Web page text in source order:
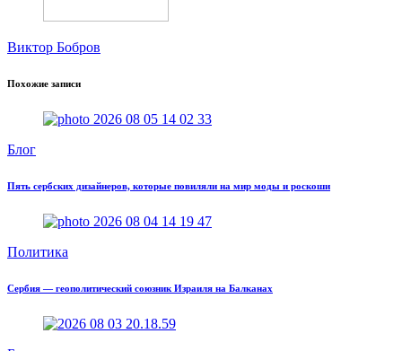
Виктор Бобров
Похожие записи
Блог
Пять сербских дизайнеров, которые повиляли на мир моды и роскоши
Политика
Сербия — геополитический союзник Израиля на Балканах